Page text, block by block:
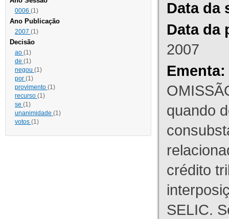
0006 (1)
Ano Publicação
2007 (1)
Decisão
ao (1)
de (1)
negou (1)
por (1)
provimento (1)
recurso (1)
se (1)
unanimidade (1)
votos (1)
Data da
Data da
2007
Ementa:
quando
crédito
SELIC.